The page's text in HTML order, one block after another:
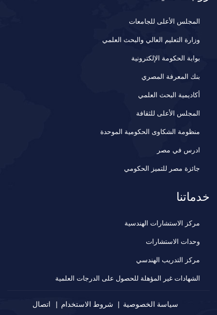
المجلس الأعلى للجامعات
وزارة التعليم العالي والبحث العلمي
بوابة الحكومة الإلكترونية
بنك المعرفة المصري
أكاديمية البحث العلمي
المجلس الأعلى للثقافة
منظومة الشكاوى الحكومية الموحدة
ادرس في مصر
جائزة مصر للتميز الحكومي
خدماتنا
مركز الاستشارات الهندسية
وحدات الاستشارات
مركز التدريب الهندسي
الشهادات غير المؤهلة للحصول على الدرجات العلمية
سياسة الخصوصية شروط الاستخدام اتصال